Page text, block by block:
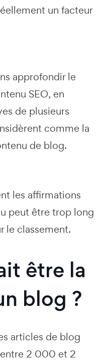
un facteur
approfondir le
SEO, en
de plusieurs
comme la
de blog.
les affirmations
peut être trop long
le classement.
être la
blog ?
articles de blog
2 000 et 2